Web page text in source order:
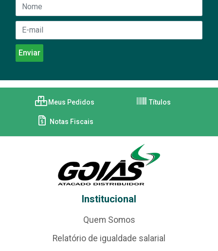
Meus Pedidos Títulos
Notas Fiscais
Institucional
Quem Somos
Relatório de igualdade salarial